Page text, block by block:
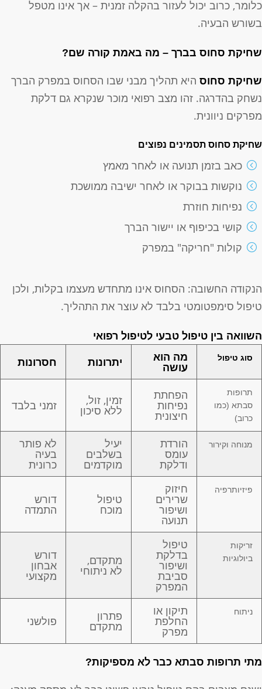
כלומר, כרוב יכול לעזור בהקלה זמנית – אך אינו מטפל
בשורש הבעיה.
שחיקת סחוס בברך – מה באמת קורה שם?
שחיקת סחוסהיא תהליך מבני שבו הסחוס במפרק הברך
נשחק בהדרגה. זהו מצב רפואי מוכר שנקרא גם דלקת
מפרקים ניוונית.
שחיקת סחוס תסמינים נפוצים
כאב בזמן תנועה או לאחר מאמץ
נוקשות בבוקר או לאחר ישיבה ממושכת
נפיחות חוזרת
קושי בכיפוף או יישור הברך
קולות "חריקה" במפרק
הנקודה החשובה: הסחוס אינו מתחדש מעצמו בקלות, ולכן
טיפול סימפטומטי בלבד לא עוצר את התהליך.
השוואה בין טיפול טבעי לטיפול רפואי
סוג טיפול מה הוא
עושה יתרונות חסרונות
תרופות
סבתא (כמו
כרוב)
הפחתת
נפיחות
חיצונית
זמין, זול,
ללא סיכון זמני בלבד
מנוחה וקירור הורדת
עומס
ודלקת
יעיל
בשלבים
מוקדמים
לא פותר
בעיה
כרונית
פיזיותרפיה חיזוק
שרירים
ושיפור
תנועה
טיפול
מוכח
דורש
התמדה
זריקות
ביולוגיות
טיפול
בדלקת
ושיפור
סביבת
המפרק
מתקדם,
לא ניתוחי
דורש
אבחון
מקצועי
ניתוח תיקון או
החלפת
מפרק
פתרון
מתקדם פולשני
מתי תרופות סבתא כבר לא מספיקות?